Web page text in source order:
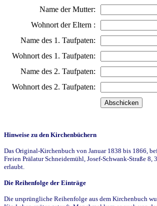
Name der Mutter:
Wohnort der Eltern :
Name des 1. Taufpaten:
Wohnort des 1. Taufpaten:
Name des 2. Taufpaten:
Wohnort des 2. Taufpaten:
Hinweise zu den Kirchenbüchern
Das Original-Kirchenbuch von Januar 1838 bis 1866,
Freien Prälatur Schneidemühl, Josef-Schwank-Straße
erlaubt.
Die Reihenfolge der Einträge
Die ursprüngliche Reihenfolge aus dem Kirchenbuch